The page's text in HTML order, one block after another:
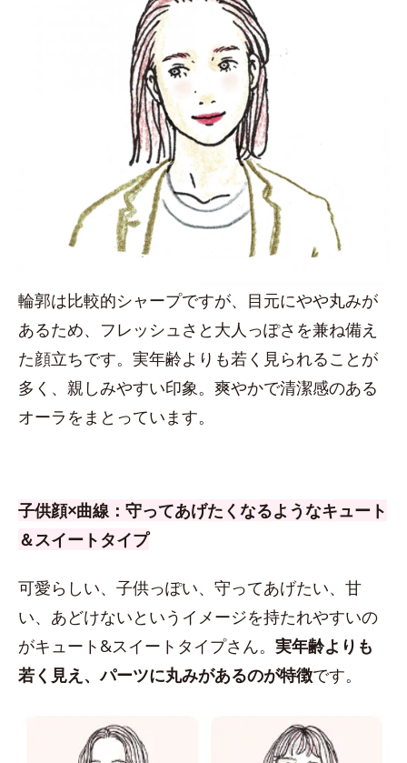
輪郭は比較的シャープですが、目元にやや丸みが
あるため、フレッシュさと大人っぽさを兼ね備え
た顔立ちです。実年齢よりも若く見られることが
多く、親しみやすい印象。爽やかで清潔感のある
オーラをまとっています。
子供顔×曲線：守ってあげたくなるようなキュート
＆スイートタイプ
可愛らしい、子供っぽい、守ってあげたい、甘
い、あどけないというイメージを持たれやすいの
がキュート&スイートタイプさん。 実年齢よりも
若く見え、パーツに丸みがあるのが特徴です。